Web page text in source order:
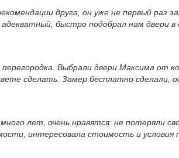
друга, он уже не первый раз
быстро подобрал нам двери
Выбрали двери Максима от
сделать. Замер бесплатно сделали,
лет, очень нравятся: не потеряли
интересовала стоимость и условия